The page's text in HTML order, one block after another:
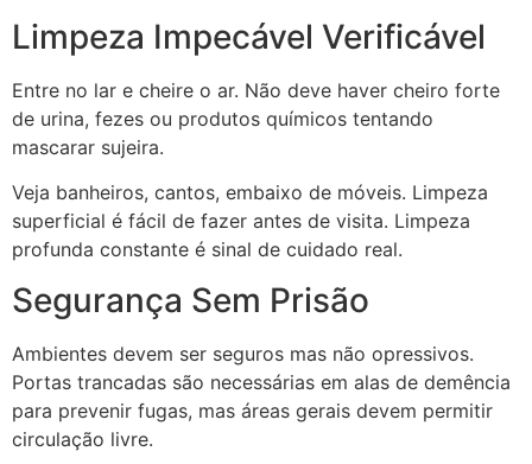
Limpeza Impecável Verificável
Entre no lar e cheire o ar. Não deve haver cheiro forte
de urina, fezes ou produtos químicos tentando
mascarar sujeira.
Veja banheiros, cantos, embaixo de móveis. Limpeza
superficial é fácil de fazer antes de visita. Limpeza
profunda constante é sinal de cuidado real.
Segurança Sem Prisão
Ambientes devem ser seguros mas não opressivos.
Portas trancadas são necessárias em alas de demência
para prevenir fugas, mas áreas gerais devem permitir
circulação livre.